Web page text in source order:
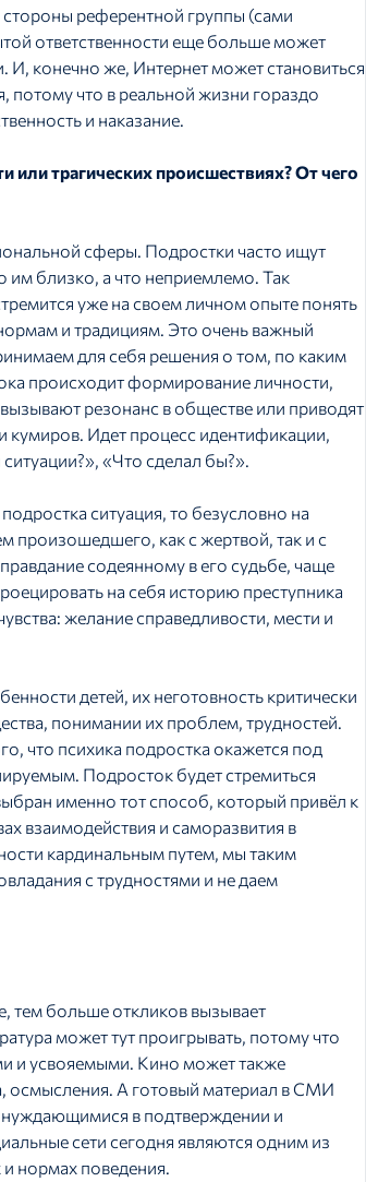
референтной группы (сами
ответственности еще больше может
И, конечно же, Интернет может становиться
потому что в реальной жизни гораздо
и наказание.
трагических происшествиях? От чего
сферы. Подростки часто ищут
им близко, а что неприемлемо. Так
уже на своем личном опыте понять
и традициям. Это очень важный
для себя решения о том, по каким
происходит формирование личности,
резонанс в обществе или приводят
кумиров. Идет процесс идентификации,
«Что сделал бы?».
ситуация, то безусловно на
как с жертвой, так и с
содеянному в его судьбе, чаще
на себя историю преступника
желание справедливости, мести и
детей, их неготовность критически
понимании их проблем, трудностей.
что психика подростка окажется под
Подросток будет стремиться
именно тот способ, который привёл к
взаимодействия и саморазвития в
кардинальным путем, мы таким
с трудностями и не даем
тем больше откликов вызывает
может тут проигрывать, потому что
и усвояемыми. Кино может также
осмысления. А готовый материал в СМИ
в подтверждении и
сети сегодня являются одним из
нормах поведения.